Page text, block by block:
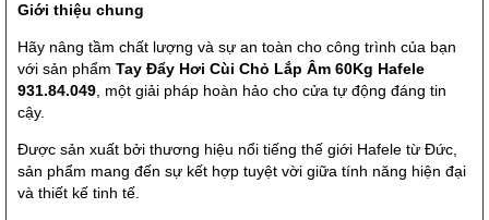
Giới thiệu chung
Hãy nâng tầm chất lượng và sự an toàn cho công trình của bạn
với sản phẩm Tay Đẩy Hơi Cùi Chỏ Lắp Âm 60Kg Hafele
931.84.049 , một giải pháp hoàn hảo cho cửa tự động đáng tin
cậy.
Được sản xuất bởi thương hiệu nổi tiếng thế giới Hafele từ Đức,
sản phẩm mang đến sự kết hợp tuyệt vời giữa tính năng hiện đại
và thiết kế tinh tế.